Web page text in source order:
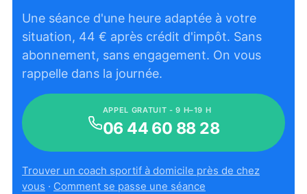
Une séance d'une heure adaptée à votre
situation, 44 € après crédit d'impôt. Sans
abonnement, sans engagement. On vous
rappelle dans la journée.
APPEL GRATUIT - 9 H–19 H
06 44 60 88 28
Trouver un coach sportif à domicile près de chez
vous · Comment se passe une séance